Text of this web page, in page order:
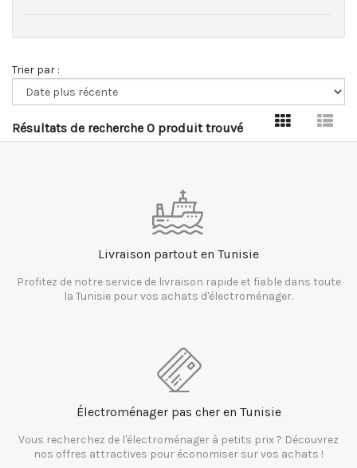
Trier par :
Résultats de recherche 0 produit trouvé
Livraison partout en Tunisie
Profitez de notre service de livraison rapide et fiable dans toute
la Tunisie pour vos achats d'électroménager.
Électroménager pas cher en Tunisie
Vous recherchez de l'électroménager à petits prix ? Découvrez
nos offres attractives pour économiser sur vos achats !